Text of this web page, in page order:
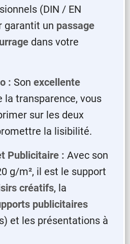
(DIN / EN
garantit un passage
dans votre
: Son excellente
la transparence, vous
sur les deux
la lisibilité.
Publicitaire : Avec son
g/m², il est le support
créatifs, la
publicitaires
et les présentations à